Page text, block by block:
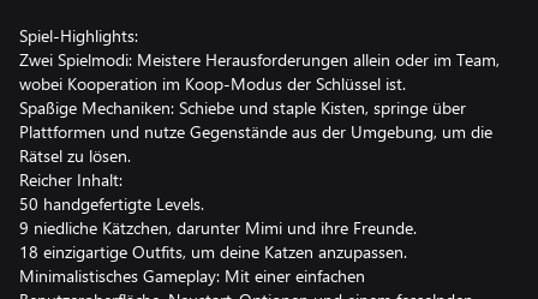
Spiel-Highlights:
Zwei Spielmodi: Meistere Herausforderungen allein oder im Team,
wobei Kooperation im Koop-Modus der Schlüssel ist.
Spaßige Mechaniken: Schiebe und staple Kisten, springe über
Plattformen und nutze Gegenstände aus der Umgebung, um die
Rätsel zu lösen.
Reicher Inhalt:
50 handgefertigte Levels.
9 niedliche Kätzchen, darunter Mimi und ihre Freunde.
18 einzigartige Outfits, um deine Katzen anzupassen.
Minimalistisches Gameplay: Mit einer einfachen